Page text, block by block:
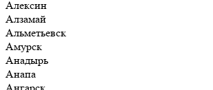
Алексин
Алзамай
Альметьевск
Амурск
Анадырь
Анапа